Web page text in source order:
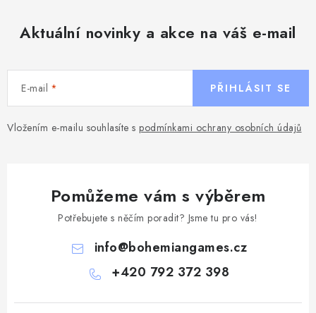
Aktuální novinky a akce na váš e-mail
E-mail
Vložením e-mailu souhlasíte s podmínkami ochrany osobních údajů
PŘIHLÁSIT SE
Pomůžeme vám s výběrem
Potřebujete s něčím poradit? Jsme tu pro vás!
info@bohemiangames.cz
+420 792 372 398